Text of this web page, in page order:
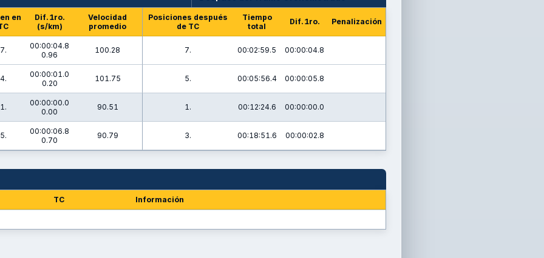
en
Dif. 1ro.
(s/km)
Velocidad
promedio
Posiciones después
de TC
Tiempo
total
Dif. 1ro. Penalización
7.
00:00:04.8
0.96
100.28 7. 00:02:59.5 00:00:04.8
4.
00:00:01.0
0.20
101.75 5. 00:05:56.4 00:00:05.8
1.
00:00:00.0
0.00
90.51 1. 00:12:24.6 00:00:00.0
5.
00:00:06.8
0.70
90.79 3. 00:18:51.6 00:00:02.8
TC Información